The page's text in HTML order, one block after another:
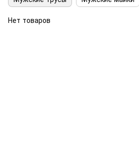
Нет товаров